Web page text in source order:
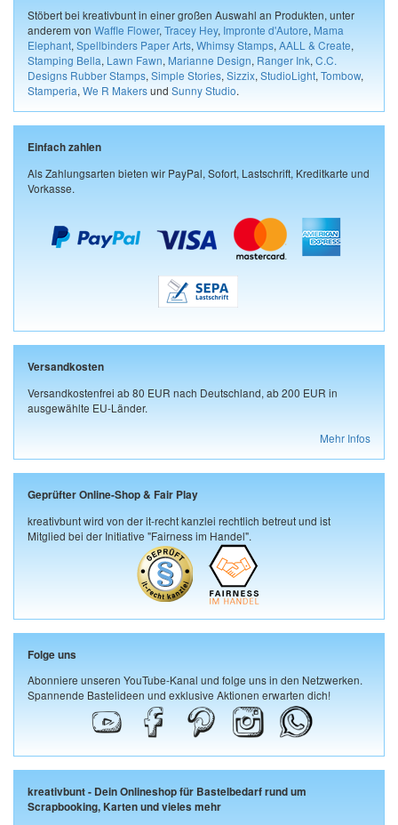
Stöbert bei kreativbunt in einer großen Auswahl an Produkten, unter
anderem von Waffle Flower, Tracey Hey, Impronte d'Autore, Mama
Elephant, Spellbinders Paper Arts, Whimsy Stamps, AALL & Create,
Stamping Bella, Lawn Fawn, Marianne Design, Ranger Ink, C.C.
Designs Rubber Stamps, Simple Stories, Sizzix, StudioLight, Tombow,
Stamperia, We R Makersund Sunny Studio.
Einfach zahlen
Als Zahlungsarten bieten wir PayPal, Sofort, Lastschrift, Kreditkarte und
Vorkasse.
Versandkosten
Versandkostenfrei ab 80 EUR nach Deutschland, ab 200 EUR in
ausgewählte EU-Länder.
Mehr Infos
Geprüfter Online-Shop & Fair Play
kreativbunt wird von der it-recht kanzlei rechtlich betreut und ist
Mitglied bei der Initiative "Fairness im Handel".
Folge uns
Abonniere unseren YouTube-Kanal und folge uns in den Netzwerken.
Spannende Bastelideen und exklusive Aktionen erwarten dich!
kreativbunt - Dein Onlineshop für Bastelbedarf rund um
Scrapbooking, Karten und vieles mehr